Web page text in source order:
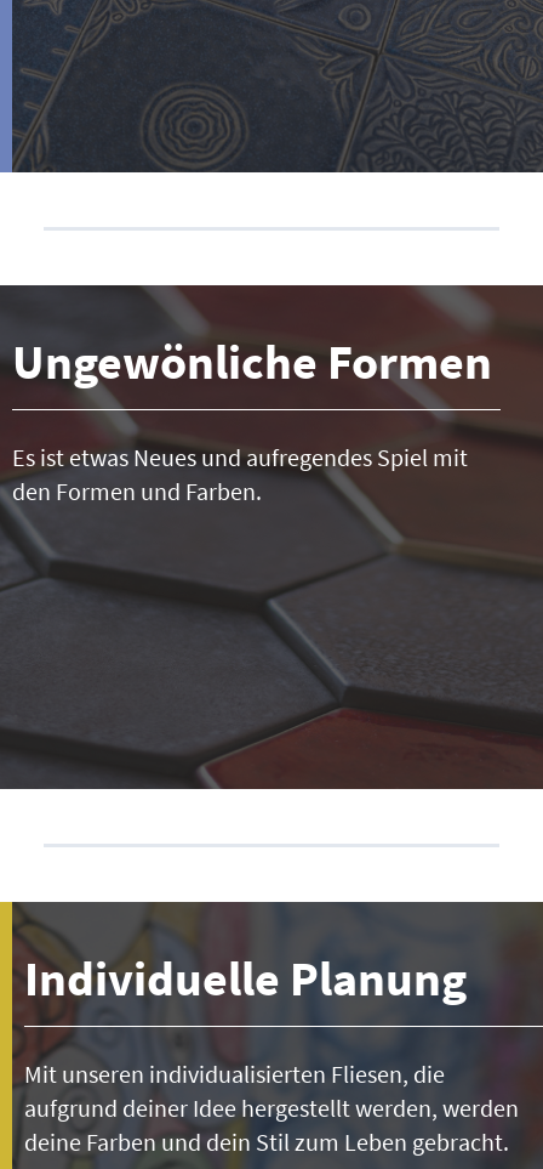
Ungewönliche Formen
Es ist etwas Neues und aufregendes Spiel mit
den Formen und Farben.
Individuelle Planung
Mit unseren individualisierten Fliesen, die
aufgrund deiner Idee hergestellt werden, werden
deine Farben und dein Stil zum Leben gebracht.